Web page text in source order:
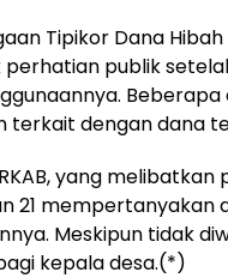
Tipikor Dana
perhatian publik
terkait dengan dana
yang
21
Meskipun tidak
kepala desa.(*)